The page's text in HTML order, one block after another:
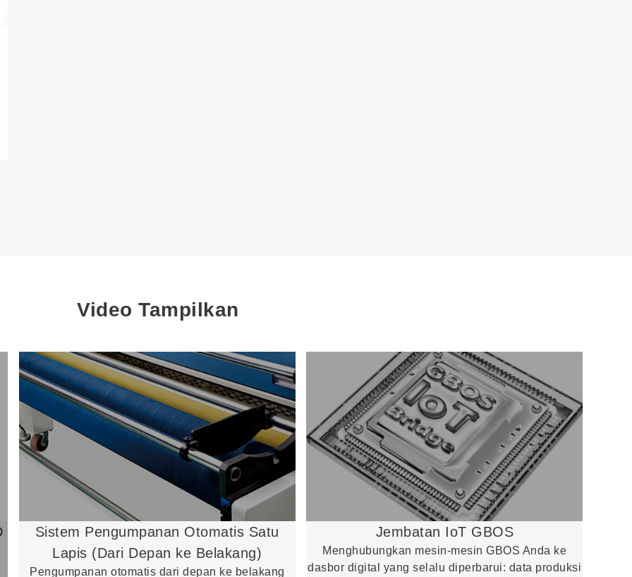
Video Tampilkan
Sistem Pengumpanan Otomatis Satu
Lapis (Dari Depan ke Belakang)
Pengumpanan otomatis dari depan ke belakang
Jembatan IoT GBOS
Menghubungkan mesin-mesin GBOS Anda ke
dasbor digital yang selalu diperbarui: data produksi